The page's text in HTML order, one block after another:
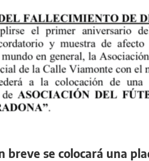
breve se colocará una